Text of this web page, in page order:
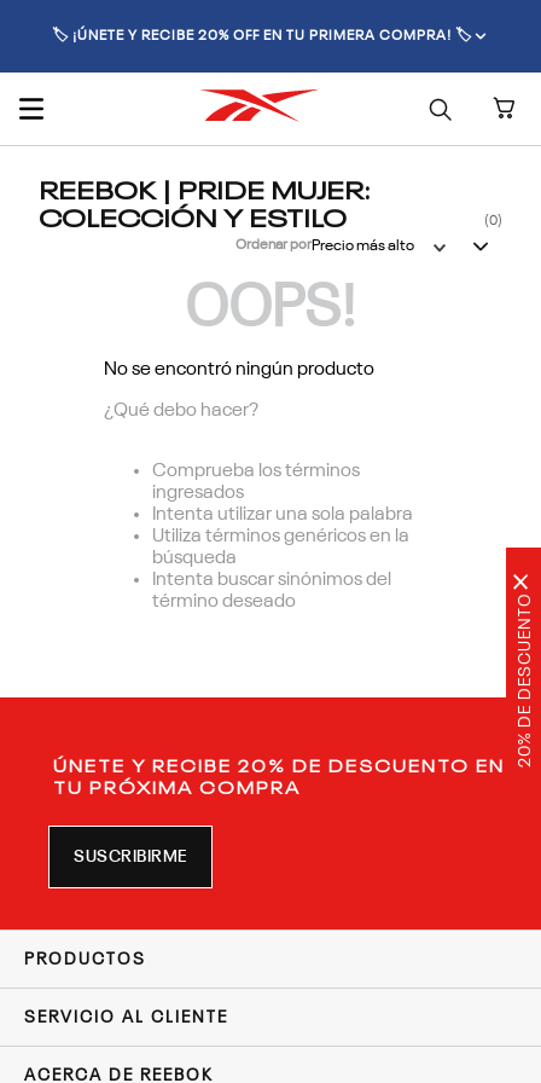
20% DE DESCUENTO
×
🏷️ ¡ÚNETE Y RECIBE 20% OFF EN TU PRIMERA COMPRA! 🏷️
REEBOK | PRIDE MUJER:
COLECCIÓN Y ESTILO 0
Ordenar porPrecio más alto
OOPS!
No se encontró ningún producto
¿Qué debo hacer?
Comprueba los términos
ingresados
Intenta utilizar una sola palabra
Utiliza términos genéricos en la
búsqueda
Intenta buscar sinónimos del
término deseado
ÚNETE Y RECIBE 20% DE DESCUENTO EN
TU PRÓXIMA COMPRA
SUSCRIBIRME
PRODUCTOS
SERVICIO AL CLIENTE
ACERCA DE REEBOK